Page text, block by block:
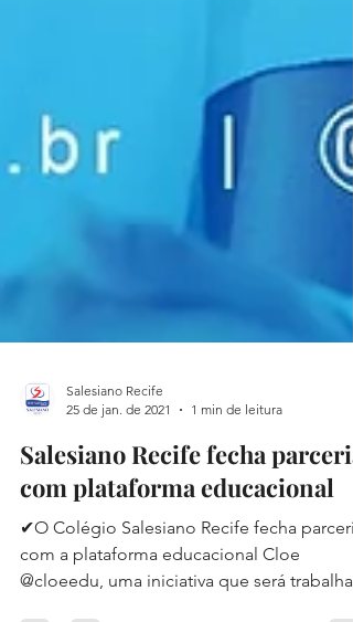
Salesiano Recife
25 de jan. de 2021
1 min de leitura
Salesiano Recife fecha parceria
com plataforma educacional